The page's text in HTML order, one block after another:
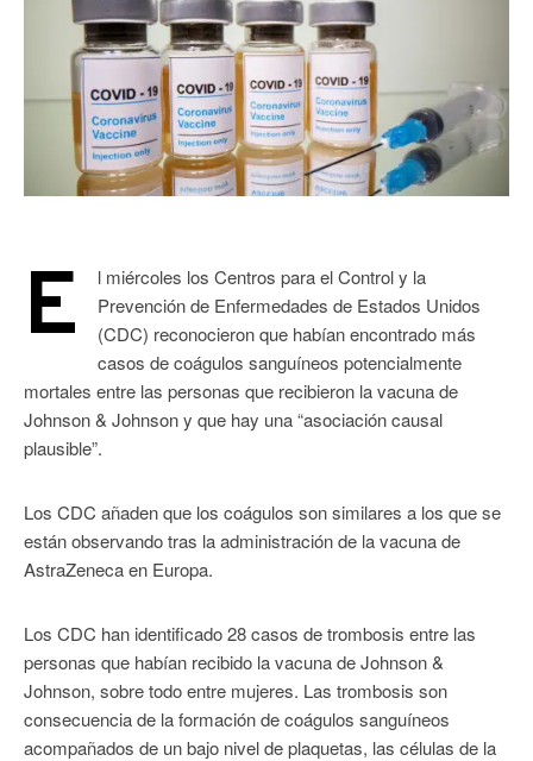
E
l miércoles los Centros para el Control y la
Prevención de Enfermedades de Estados Unidos
(CDC) reconocieron que habían encontrado más
casos de coágulos sanguíneos potencialmente
mortales entre las personas que recibieron la vacuna de
Johnson & Johnson y que hay una “asociación causal
plausible”.
Los CDC añaden que los coágulos son similares a los que se
están observando tras la administración de la vacuna de
AstraZeneca en Europa.
Los CDC han identificado 28 casos de trombosis entre las
personas que habían recibido la vacuna de Johnson &
Johnson, sobre todo entre mujeres. Las trombosis son
consecuencia de la formación de coágulos sanguíneos
acompañados de un bajo nivel de plaquetas, las células de la